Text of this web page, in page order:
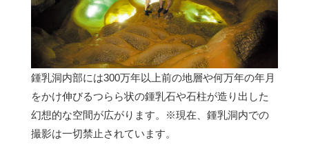
鍾乳洞内部には300万年以上前の地層や何万年の年月
をかけ伸びるつらら状の鍾乳石や石柱が造り出した
幻想的な空間が広がります。※現在、鍾乳洞内での
撮影は一切禁止されています。